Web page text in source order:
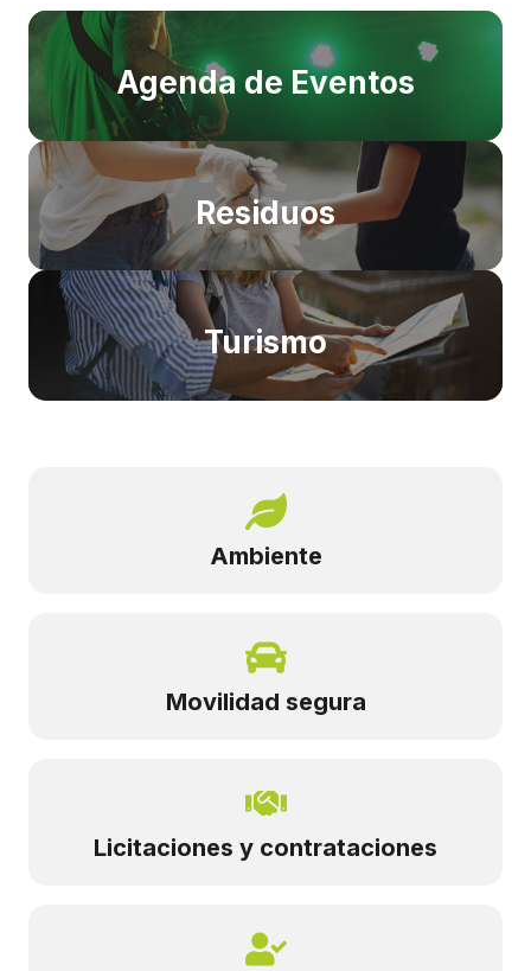
Agenda de Eventos
Residuos
Turismo
Ambiente
Movilidad segura
Licitaciones y contrataciones